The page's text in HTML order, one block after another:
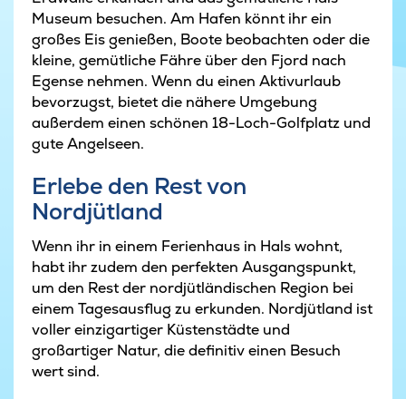
Museum besuchen. Am Hafen könnt ihr ein
großes Eis genießen, Boote beobachten oder die
kleine, gemütliche Fähre über den Fjord nach
Egense nehmen. Wenn du einen Aktivurlaub
bevorzugst, bietet die nähere Umgebung
außerdem einen schönen 18-Loch-Golfplatz und
gute Angelseen.
Erlebe den Rest von
Nordjütland
Wenn ihr in einem Ferienhaus in Hals wohnt,
habt ihr zudem den perfekten Ausgangspunkt,
um den Rest der nordjütländischen Region bei
einem Tagesausflug zu erkunden. Nordjütland ist
voller einzigartiger Küstenstädte und
großartiger Natur, die definitiv einen Besuch
wert sind.